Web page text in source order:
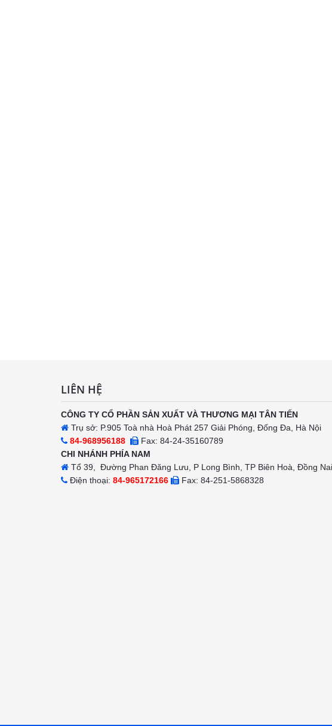
LIÊN HỆ
CÔNG TY CỔ PHẦN SẢN XUẤT VÀ THƯƠNG MẠI TÂN TIẾN
Trụ sở: P.905 Toà nhà Hoà Phát 257 Giải Phóng, Đống Đa, Hà Nội
84-968956188
Fax: 84-24-35160789
CHI NHÁNH PHÍA NAM
Tổ 39, Đường Phan Đăng Lưu, P Long Bình, TP Biên Hoà, Đồng Nai
Điện thoại: 84-965172166 Fax: 84-251-5868328